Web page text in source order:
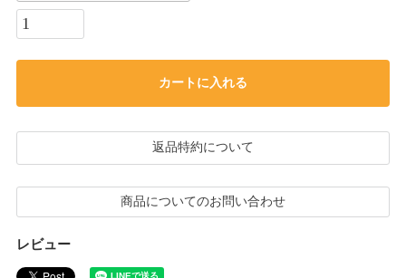
カートに入れる
返品特約について
商品についてのお問い合わせ
レビュー